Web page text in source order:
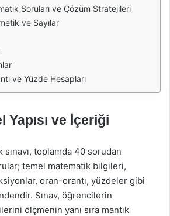
Soruları ve Çözüm Stratejileri
ve Sayılar
ve Yüzde Hesapları
Yapısı ve İçeriği
toplamda 40 sorudan
temel matematik bilgileri,
oran-orantı, yüzdeler gibi
Sınav, öğrencilerin
ölçmenin yanı sıra mantık